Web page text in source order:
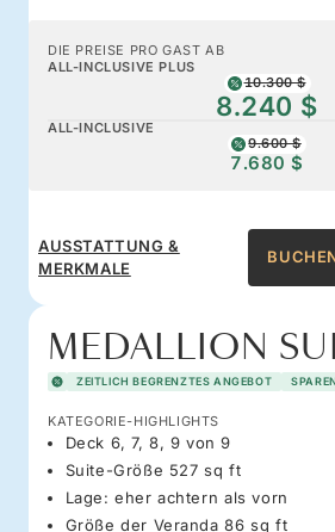
DIE PREISE PRO GAST AB
ALL-INCLUSIVE PLUS
10.300 $
8.240 $
ALL-INCLUSIVE
9.600 $
7.680 $
AUSSTATTUNG &
MERKMALE
MEDALLION
ZEITLICH BEGRENZTES ANGEBOT
KATEGORIE-HIGHLIGHTS
Deck 6, 7, 8, 9 von 9
Suite-Größe 527 sq ft
Lage: eher achtern als vorn
Größe der Veranda 86 sq ft